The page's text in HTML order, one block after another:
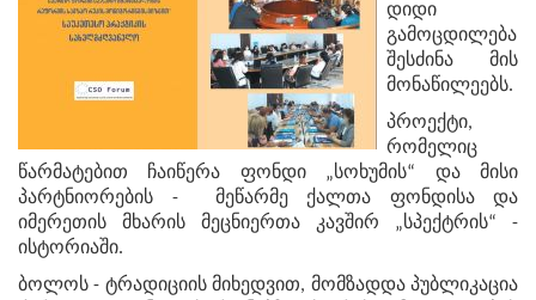
დიდი
გამოცდილება
შესძინა მის
მონაწილეებს.
პროექტი,
რომელიც
წარმატებით ჩაიწერა ფონდი „სოხუმის“ და მისი
პარტნიორების - მეწარმე ქალთა ფონდისა და
იმერეთის მხარის მეცნიერთა კავშირ „სპექტრის“ -
ისტორიაში.
ბოლოს - ტრადიციის მიხედვით, მომზადდა პუბლიკაცია